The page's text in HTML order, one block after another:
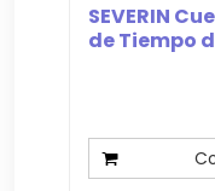
SEVERIN
de Tiempo